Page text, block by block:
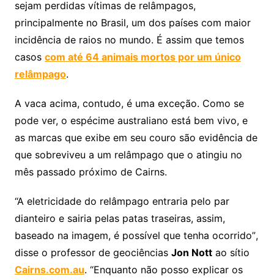
sejam perdidas vítimas de relâmpagos,
principalmente no Brasil, um dos países com maior
incidência de raios no mundo. É assim que temos
casos com até 64 animais mortos por um único
relâmpago.
A vaca acima, contudo, é uma exceção. Como se
pode ver, o espécime australiano está bem vivo, e
as marcas que exibe em seu couro são evidência de
que sobreviveu a um relâmpago que o atingiu no
mês passado próximo de Cairns.
“A eletricidade do relâmpago entraria pelo par
dianteiro e sairia pelas patas traseiras, assim,
baseado na imagem, é possível que tenha ocorrido”,
disse o professor de geociências Jon Nottao sítio
Cairns.com.au. “Enquanto não posso explicar os